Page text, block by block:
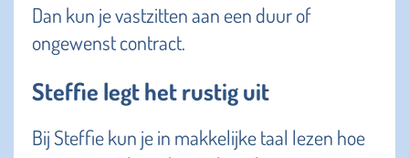
Dan kun je vastzitten aan een duur of
ongewenst contract.
Steffie legt het rustig uit
Bij Steffie kun je in makkelijke taal lezen hoe